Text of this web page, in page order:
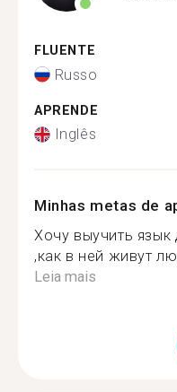
FLUENTE
Russo
APRENDE
Inglês
Minhas metas de
Хочу выучить язык
,как в ней живут
Leia mais